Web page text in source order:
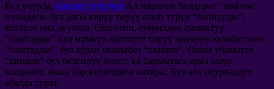
Бул учурда, шишик түзүлүш Ал чириген билдирет “көйнөк”
ичиндеги, бул дагы көрүү тирүү алып туруу “баштарды”,
которое она окутала. Ошентип, стерилдөө сызыктуу
“баштарды” Бул мүмкүн жоголуп тирүү мазмуну кымбат эмес,
“баштарды”, бул абдан ышкыбоз “шишик”. Ошол убакытта
“шишик” бул белгилүү болот, ал барымтага арна өмүр
колдонот, анын бар кепилдиги катары, Бул өтө опурталдуу
абалда турат.